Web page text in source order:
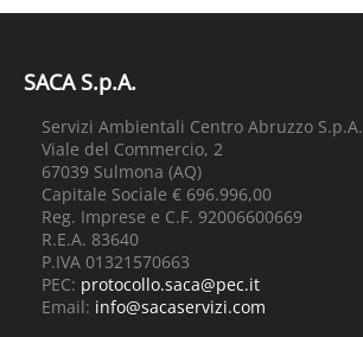
SACA S.p.A.
Servizi Ambientali Centro Abruzzo S.p.A.
Viale del Commercio, 2
67039 Sulmona (AQ)
Capitale Sociale € 696.996,00
Reg. Imprese e C.F. 92006600669
R.E.A. 83640
P.IVA 01321570663
PEC: protocollo.saca@pec.it
Email: info@sacaservizi.com